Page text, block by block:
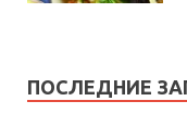
ПОСЛЕДНИЕ